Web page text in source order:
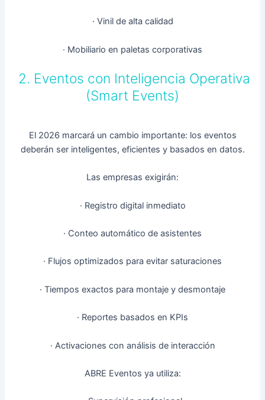
· Vinil de alta calidad
· Mobiliario en paletas corporativas
2. Eventos con Inteligencia Operativa
(Smart Events)
El 2026 marcará un cambio importante: los eventos
deberán ser inteligentes, eficientes y basados en datos.
Las empresas exigirán:
· Registro digital inmediato
· Conteo automático de asistentes
· Flujos optimizados para evitar saturaciones
· Tiempos exactos para montaje y desmontaje
· Reportes basados en KPIs
· Activaciones con análisis de interacción
ABRE Eventos ya utiliza: